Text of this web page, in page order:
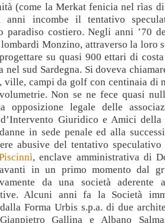
(come la Merkat fenicia nel rìas
anni incombe il tentativo
paradiso costiero. Negli anni ’70
Monzino, attraverso la loro
su quasi 900 ettari di
nel sud Sardegna. Si doveva
ville, campi da golf con centinaia di
Non se ne fece quasi
opposizione legale delle
Giuridico e Amici della
in sede penale ed alla
abusive del tentativo
, enclave amministrativa di
in un primo momento dal
da una società aderente
Alcuni anni fa la Società
Forma Urbis s.p.a. di due
Gallina e Albano